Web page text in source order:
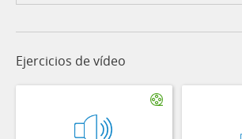
Ejercicios de vídeo